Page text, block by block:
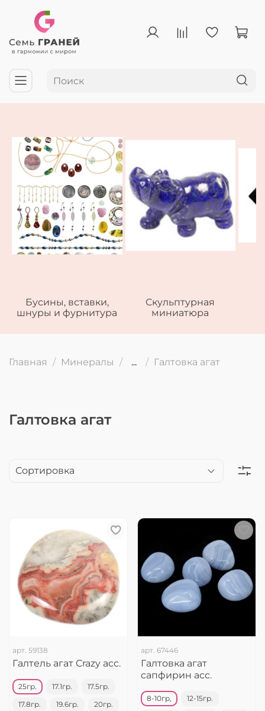
Бусины, вставки,
шнуры и фурнитура
Скульптурная
миниатюра
Главная Минералы ... Галтовка агат
Галтовка агат
арт. 59138
Галтель агат Crazy асс.
25гр. 17.1гр. 17.5гр.
17.8гр. 19.6гр. 20гр.
арт. 67446
Галтовка агат
сапфирин асс.
8-10гр, 12-15гр.